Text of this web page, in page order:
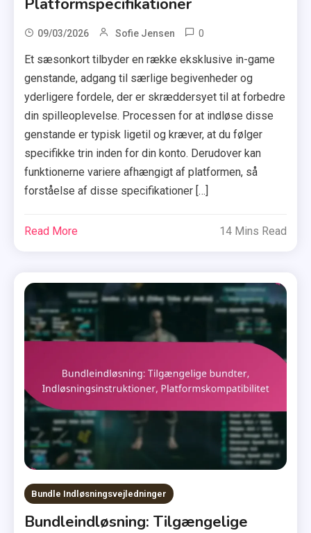
09/03/2026 Sofie Jensen 0
Et sæsonkort tilbyder en række eksklusive in-game
genstande, adgang til særlige begivenheder og
yderligere fordele, der er skræddersyet til at forbedre
din spilleoplevelse. Processen for at indløse disse
genstande er typisk ligetil og kræver, at du følger
specifikke trin inden for din konto. Derudover kan
funktionerne variere afhængigt af platformen, så
forståelse af disse specifikationer […]
Read More 14 Mins Read
Bundle Indløsningsvejledninger
Bundleindløsning: Tilgængelige